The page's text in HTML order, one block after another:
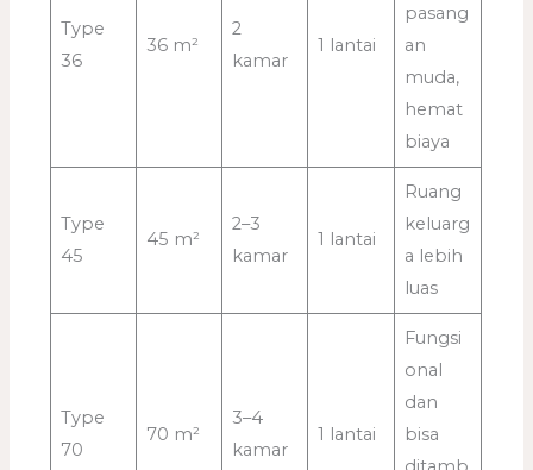
Type
36
36 m²
2
kamar
1 lantai
pasang
an
muda,
hemat
biaya
Type
45
45 m²
2–3
kamar
1 lantai
Ruang
keluarg
a lebih
luas
Type
70
70 m²
3–4
kamar
1 lantai
Fungsi
onal
dan
bisa